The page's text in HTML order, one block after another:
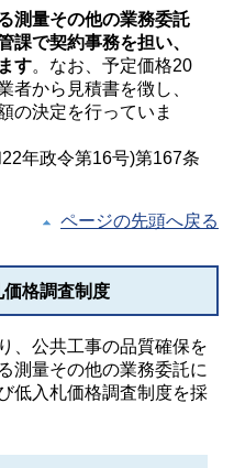
測量その他の業務委託
課で契約事務を担い、
す。なお、予定価格20
者から見積書を徴し、
の決定を行っていま
年政令第16号)第167条
ページの先頭へ戻る
格調査制度
、公共工事の品質確保を
測量その他の業務委託に
低入札価格調査制度を採